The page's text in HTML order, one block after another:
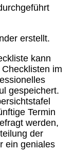
erstellt.
kann
im
gespeichert.
Termin
werden,
der
ein geniales